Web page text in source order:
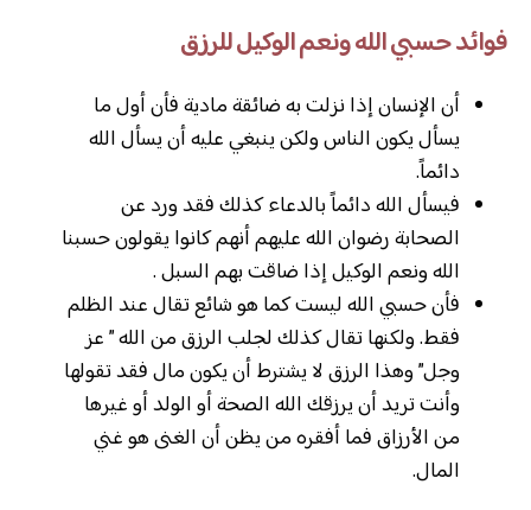
فوائد حسبي الله ونعم الوكيل للرزق
أن الإنسان إذا نزلت به ضائقة مادية فأن أول ما
يسأل يكون الناس ولكن ينبغي عليه أن يسأل الله
دائماً.
فيسأل الله دائماً بالدعاء كذلك فقد ورد عن
الصحابة رضوان الله عليهم أنهم كانوا يقولون حسبنا
الله ونعم الوكيل إذا ضاقت بهم السبل .
فأن حسبي الله ليست كما هو شائع تقال عند الظلم
فقط. ولكنها تقال كذلك لجلب الرزق من الله ” عز
وجل” وهذا الرزق لا يشترط أن يكون مال فقد تقولها
وأنت تريد أن يرزقك الله الصحة أو الولد أو غيرها
من الأرزاق فما أفقره من يظن أن الغنى هو غني
المال.